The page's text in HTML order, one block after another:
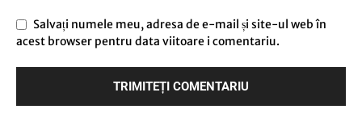
Salvați numele meu, adresa de e-mail și site-ul web în
acest browser pentru data viitoare i comentariu.